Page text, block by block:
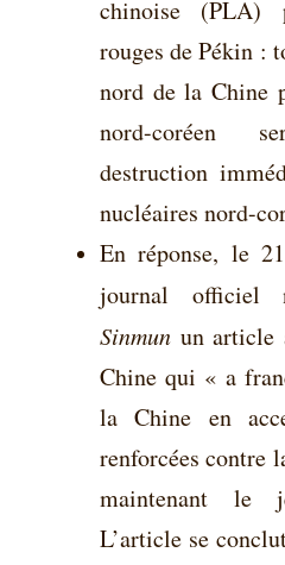
chinoise (PLA)
rouges de Pékin :
nord de la Chine
nord-coréen
destruction
nucléaires nord-
En réponse, le
journal officiel
Sinmun un article
Chine qui « a
la Chine en
renforcées contre
maintenant le
L’article se